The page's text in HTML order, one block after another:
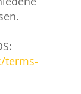
terms-